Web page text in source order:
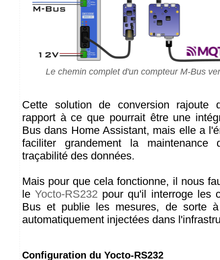
Le chemin complet d'un compteur M-Bus
Cette solution de conversion rajoute
rapport à ce que pourrait être une
Bus dans Home Assistant, mais elle a
faciliter grandement la
traçabilité des données.
Mais pour que cela fonctionne, il nous
leYocto-RS232 pour qu'il interroge les
Bus et publie les mesures, de sorte
automatiquement injectées dans
Configuration du Yocto-RS232